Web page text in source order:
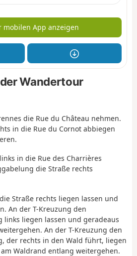
mobilen App anzeigen
Wandertour
die Rue du Château nehmen.
in die Rue du Cornot abbiegen
in die Rue des Charrières
die Straße rechts
Straße rechts liegen lassen und
An der T-Kreuzung den
links liegen lassen und geradeaus
An der T-Kreuzung den
der rechts in den Wald führt, liegen
Waldrand entlang weitergehen.